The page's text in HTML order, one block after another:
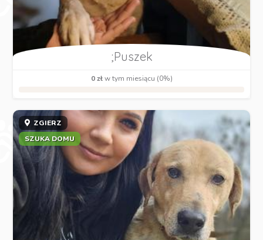
;Puszek
0 złw tym miesiącu (0%)
ZGIERZ
SZUKA DOMU